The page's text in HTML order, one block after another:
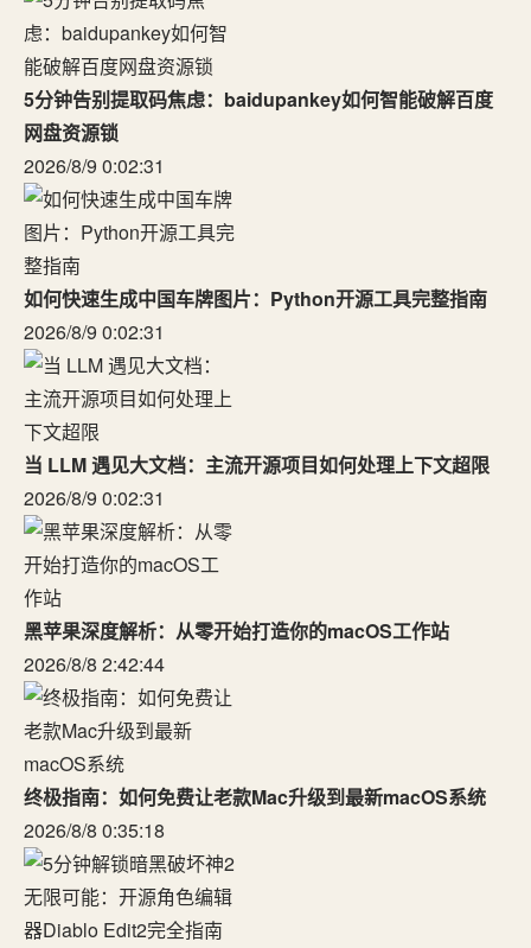
5分钟告别提取码焦虑：baidupankey如何智能破解百度
网盘资源锁
2026/8/9 0:02:31
如何快速生成中国车牌图片：Python开源工具完整指南
2026/8/9 0:02:31
当 LLM 遇见大文档：主流开源项目如何处理上下文超限
2026/8/9 0:02:31
黑苹果深度解析：从零开始打造你的macOS工作站
2026/8/8 2:42:44
终极指南：如何免费让老款Mac升级到最新macOS系统
2026/8/8 0:35:18